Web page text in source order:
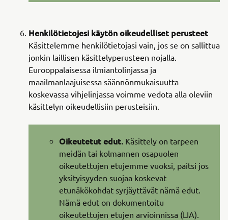
Henkilötietojesi käytön oikeudelliset perusteet
Käsittelemme henkilötietojasi vain, jos se on sallittua
jonkin laillisen käsittelyperusteen nojalla.
Eurooppalaisessa ilmiantolinjassa ja
maailmanlaajuisessa säännönmukaisuutta
koskevassa vihjelinjassa voimme vedota alla oleviin
käsittelyn oikeudellisiin perusteisiin.
Oikeutetut edut. Käsittely on tarpeen
meidän tai kolmannen osapuolen
oikeutettujen etujemme vuoksi, paitsi jos
yksityisyyden suojaa koskevat
etunäkökohdat syrjäyttävät nämä edut.
Nämä edut on dokumentoitu
oikeutettujen etujen arvioinnissa (LIA).